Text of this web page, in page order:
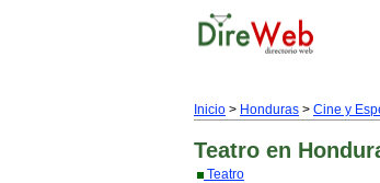
Inicio > Honduras > Cine y
Teatro en
Teatro